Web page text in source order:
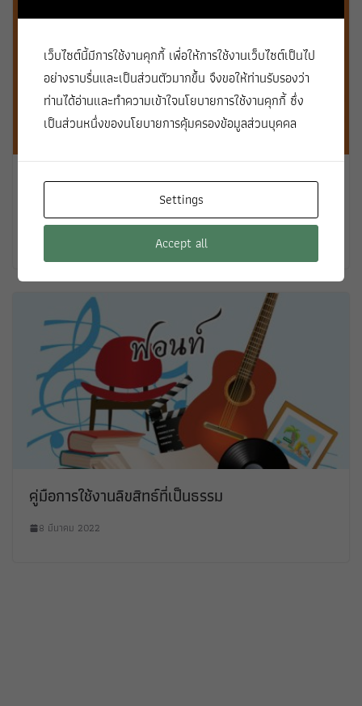
หนังสือชุดการบริหารจัดการงานวิจัย สกว. เล่มที่ 3
“จับโจทย์มั่น จัดการแม่น”
คู่มือการใช้งานลิขสิทธ์ที่เป็นธรรม
8 มีนาคม 2022
เว็บไซต์นี้มีการใช้งานคุกกี้ เพื่อให้การใช้งานเว็บไซต์เป็นไป
อย่างราบรื่นและเป็นส่วนตัวมากขึ้น จึงขอให้ท่านรับรองว่า
ท่านได้อ่านและทำความเข้าใจนโยบายการใช้งานคุกกี้ ซึ่ง
เป็นส่วนหนึ่งของนโยบายการคุ้มครองข้อมูลส่วนบุคคล
Settings
Accept all